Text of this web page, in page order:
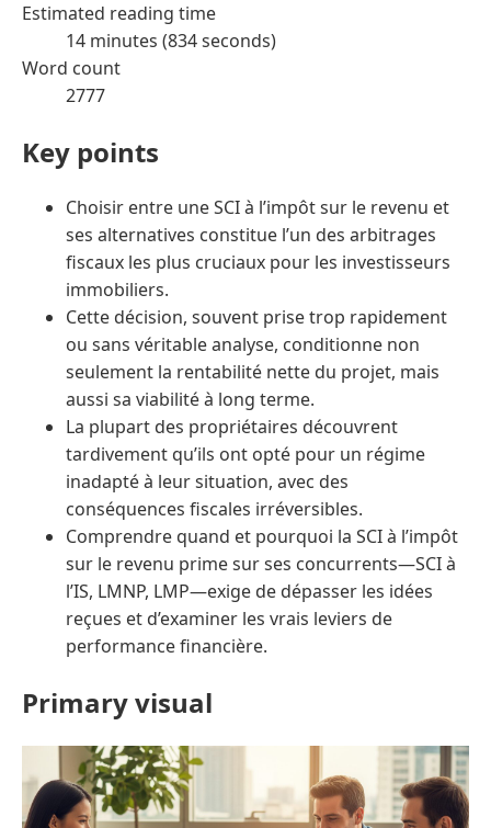
Estimated reading time
14 minutes (834 seconds)
Word count
2777
Key points
Choisir entre une SCI à l’impôt sur le revenu et
ses alternatives constitue l’un des arbitrages
fiscaux les plus cruciaux pour les investisseurs
immobiliers.
Cette décision, souvent prise trop rapidement
ou sans véritable analyse, conditionne non
seulement la rentabilité nette du projet, mais
aussi sa viabilité à long terme.
La plupart des propriétaires découvrent
tardivement qu’ils ont opté pour un régime
inadapté à leur situation, avec des
conséquences fiscales irréversibles.
Comprendre quand et pourquoi la SCI à l’impôt
sur le revenu prime sur ses concurrents—SCI à
l’IS, LMNP, LMP—exige de dépasser les idées
reçues et d’examiner les vrais leviers de
performance financière.
Primary visual